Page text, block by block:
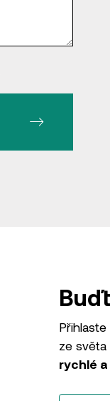
ze světa
rychlé